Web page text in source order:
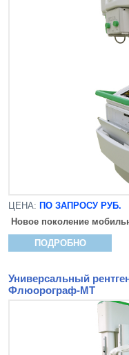
ЦЕНА: ПО ЗАПРОСУ РУБ.
Новое поколение
ПОДРОБНО
Универсальный
Флюорограф-МТ